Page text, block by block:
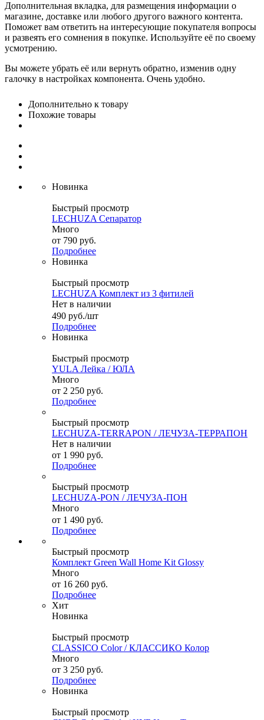
Дополнительная вкладка, для размещения информации о
магазине, доставке или любого другого важного контента.
Поможет вам ответить на интересующие покупателя вопросы
и развеять его сомнения в покупке. Используйте её по своему
усмотрению.
Вы можете убрать её или вернуть обратно, изменив одну
галочку в настройках компонента. Очень удобно.
Дополнительно к товару
Похожие товары
Новинка
Быстрый просмотр
LECHUZA Сепаратор
Много
от 790 руб.
Подробнее
Новинка
Быстрый просмотр
LECHUZA Комплект из 3 фитилей
Нет в наличии
490 руб./шт
Подробнее
Новинка
Быстрый просмотр
YULA Лейка / ЮЛА
Много
от 2 250 руб.
Подробнее
Быстрый просмотр
LECHUZA-TERRAPON / ЛЕЧУЗА-ТЕРРАПОН
Нет в наличии
от 1 990 руб.
Подробнее
Быстрый просмотр
LECHUZA-PON / ЛЕЧУЗА-ПОН
Много
от 1 490 руб.
Подробнее
Быстрый просмотр
Комплект Green Wall Home Kit Glossy
Много
от 16 260 руб.
Подробнее
Хит
Новинка
Быстрый просмотр
CLASSICO Color / КЛАССИКО Колор
Много
от 3 250 руб.
Подробнее
Новинка
Быстрый просмотр